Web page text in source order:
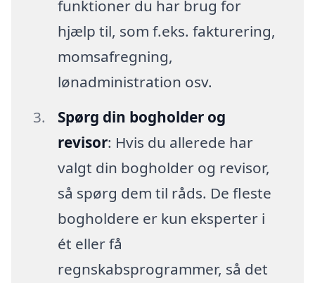
funktioner du har brug for
hjælp til, som f.eks. fakturering,
momsafregning,
lønadministration osv.
Spørg din bogholder og
revisor: Hvis du allerede har
valgt din bogholder og revisor,
så spørg dem til råds. De fleste
bogholdere er kun eksperter i
ét eller få
regnskabsprogrammer, så det